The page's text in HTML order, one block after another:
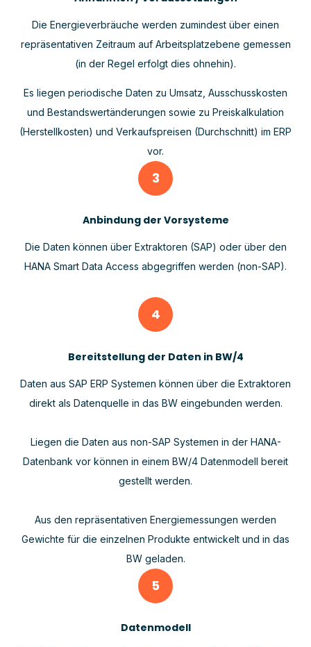
Die Energieverbräuche werden zumindest über einen
repräsentativen Zeitraum auf Arbeitsplatzebene gemessen
(in der Regel erfolgt dies ohnehin).
Es liegen periodische Daten zu Umsatz, Ausschusskosten
und Bestandswertänderungen sowie zu Preiskalkulation
(Herstellkosten) und Verkaufspreisen (Durchschnitt) im ERP
vor.
3
Anbindung der Vorsysteme
Die Daten können über Extraktoren (SAP) oder über den
HANA Smart Data Access abgegriffen werden (non-SAP).
4
Bereitstellung der Daten in BW/4
Daten aus SAP ERP Systemen können über die Extraktoren
direkt als Datenquelle in das BW eingebunden werden.
Liegen die Daten aus non-SAP Systemen in der HANA-
Datenbank vor können in einem BW/4 Datenmodell bereit
gestellt werden.
Aus den repräsentativen Energiemessungen werden
Gewichte für die einzelnen Produkte entwickelt und in das
BW geladen.
5
Datenmodell